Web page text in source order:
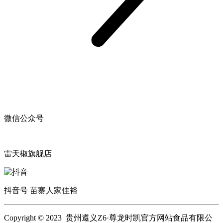
微信公众号
雷天椒旗舰店
抖音号 苗寨人家佳裕
Copyright © 2023 贵州遵义Z6·尊龙时凯官方网站食品有限公